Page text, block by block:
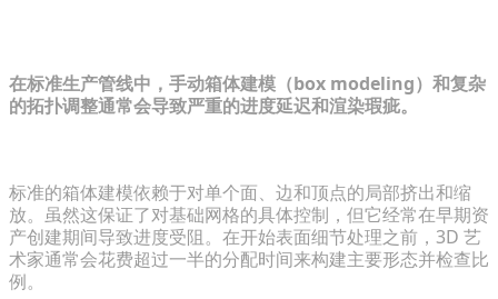
在标准生产管线中，手动箱体建模（box modeling）和复杂
的拓扑调整通常会导致严重的进度延迟和渲染瑕疵。
标准的箱体建模依赖于对单个面、边和顶点的局部挤出和缩
放。虽然这保证了对基础网格的具体控制，但它经常在早期资
产创建期间导致进度受阻。在开始表面细节处理之前，3D 艺
术家通常会花费超过一半的分配时间来构建主要形态并检查比
例。